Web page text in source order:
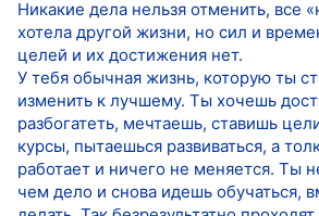
Никакие дела нельзя отменить, все
хотела другой жизни, но сил и
целей и их достижения нет.
У тебя обычная жизнь, которую ты
изменить к лучшему. Ты хочешь
разбогатеть, мечтаешь, ставишь
курсы, пытаешься развиваться, а
работает и ничего не меняется. Ты
чем дело и снова идешь обучаться,